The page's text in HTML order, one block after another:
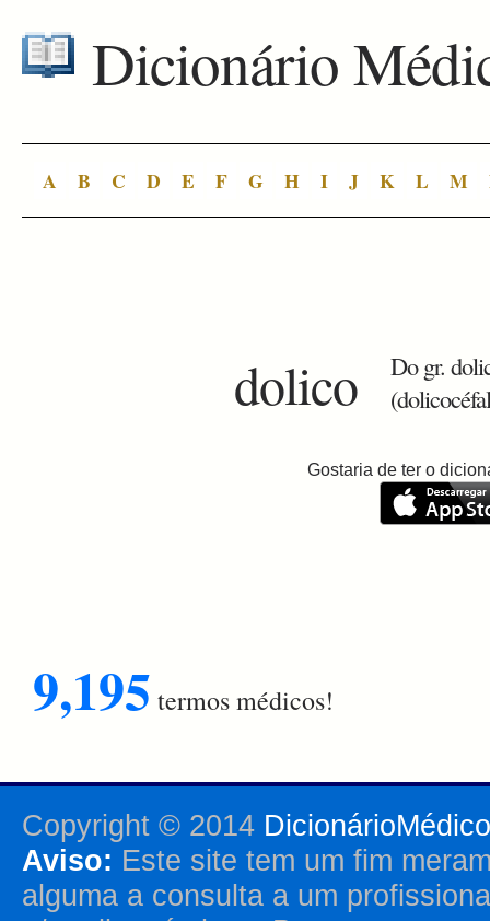
Dicionário
A B C D E F G H I J K L M
dolico
Do gr.
Gostaria de ter o
9,195 termos médicos!
Copyright © 2014
Aviso: Este site tem um fim
alguma a consulta a um